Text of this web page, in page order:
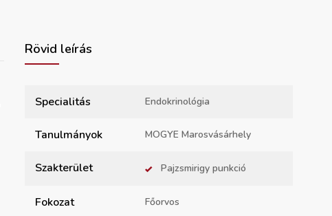
Rövid leírás
Specialitás Endokrinológia
Tanulmányok MOGYE Marosvásárhely
Szakterület Pajzsmirigy punkció
Fokozat Főorvos